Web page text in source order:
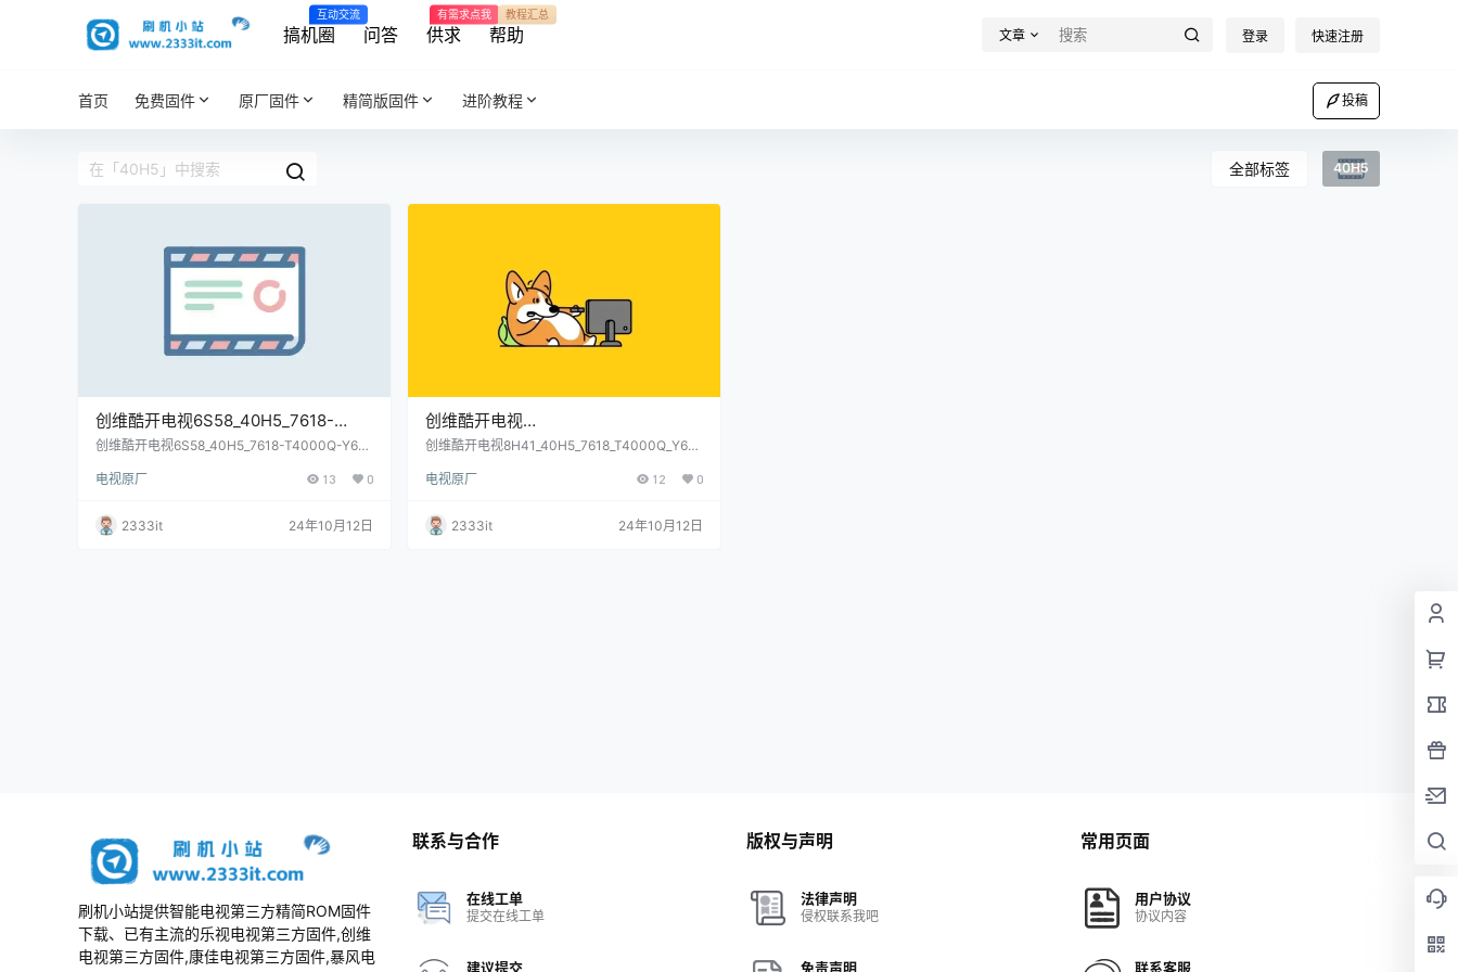
搞机圈
互动交流
问答 供求
有需求点我
帮助
教程汇总
文章 登录 快速注册
首页 免费固件 原厂固件 精简版固件 进阶教程 投稿
全部标签 40H5
创维酷开电视6S58_40H5_7618-
T4000Q-Y640_EEPROM屏参烧录软
创维酷开电视6S58_40H5_7618-T4000Q-Y64
电视原厂
13 0
2333it 24年10月12日
创维酷开电视
8H41_40H5_7618_T4000Q_Y640_ee
据刷机包
创维酷开电视8H41_40H5_7618_T4000Q_Y64
电视原厂
12 0
2333it 24年10月12日
刷机小站提供智能电视第三方精简ROM固件
下载、已有主流的乐视电视第三方固件,创维
电视第三方固件,康佳电视第三方固件,暴风电
联系与合作
在线工单
提交在线工单
建议提交
版权与声明
法律声明
侵权联系我吧
免责声明
常用页面
用户协议
协议内容
联系客服